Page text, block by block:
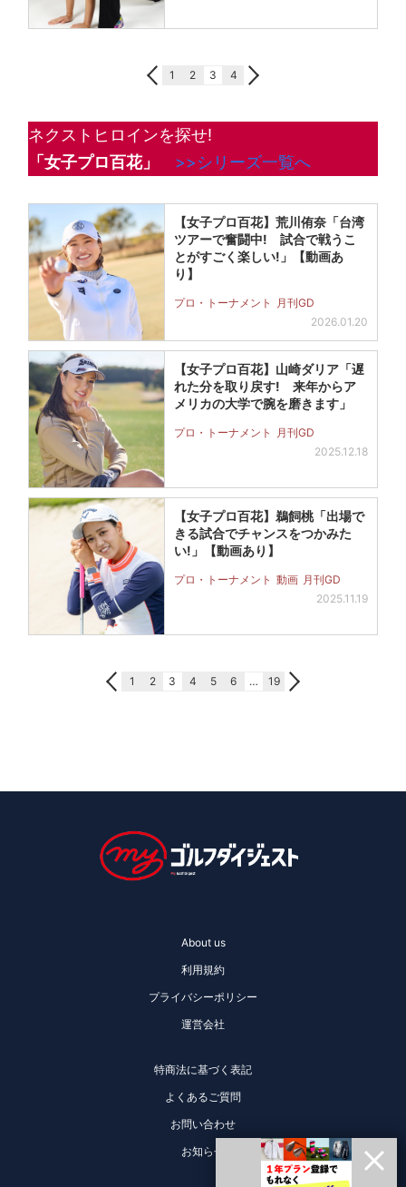
1 2 3 4
ネクストヒロインを探せ!
「女子プロ百花」
>>シリーズ一覧へ
【女子プロ百花】荒川侑奈「台湾
ツアーで奮闘中! 試合で戦うこ
とがすごく楽しい!」【動画あ
り】
プロ・トーナメント
月刊GD
2026.01.20
【女子プロ百花】山崎ダリア「遅
れた分を取り戻す! 来年からア
メリカの大学で腕を磨きます」
プロ・トーナメント
月刊GD
2025.12.18
【女子プロ百花】鵜飼桃「出場で
きる試合でチャンスをつかみた
い!」【動画あり】
プロ・トーナメント 動画 月刊GD
2025.11.19
1 2 3 4 5 6 … 19
About us
利用規約
プライバシーポリシー
運営会社
特商法に基づく表記
よくあるご質問
お問い合わせ
お知らせ